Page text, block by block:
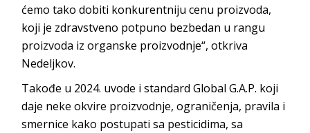
ćemo tako dobiti konkurentniju cenu proizvoda,
koji je zdravstveno potpuno bezbedan u rangu
proizvoda iz organske proizvodnje“, otkriva
Nedeljkov.
Takođe u 2024. uvode i standard Global G.A.P. koji
daje neke okvire proizvodnje, ograničenja, pravila i
smernice kako postupati sa pesticidima, sa